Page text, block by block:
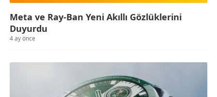
Meta ve Ray-Ban Yeni Akıllı Gözlüklerini
Duyurdu
4 ay önce